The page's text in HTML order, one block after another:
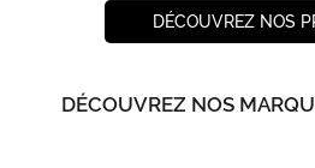
DÉCOUVREZ NOS
DÉCOUVREZ NOS